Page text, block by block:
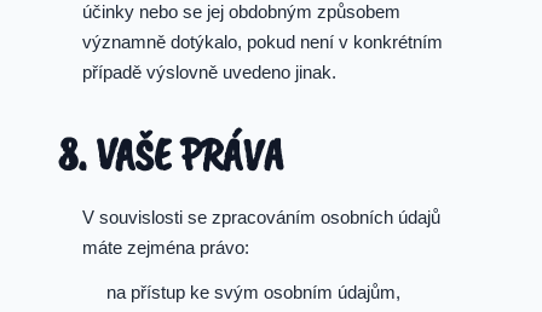
účinky nebo se jej obdobným způsobem
významně dotýkalo, pokud není v konkrétním
případě výslovně uvedeno jinak.
8. VAŠE PRÁVA
V souvislosti se zpracováním osobních údajů
máte zejména právo:
na přístup ke svým osobním údajům,